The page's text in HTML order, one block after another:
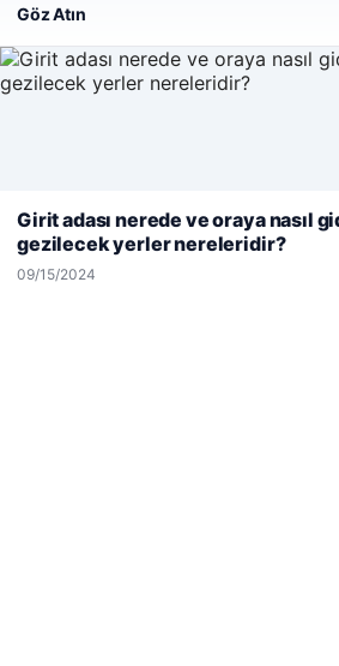
Son Eklenen Firmalar
Web sitemizi nasıl kullandığınızı daha
kullanıyoruz.Çerez Politikamız
Göz Atın
Girit adası nerede ve oraya nasıl
gezilecek yerler nereleridir?
09/15/2024